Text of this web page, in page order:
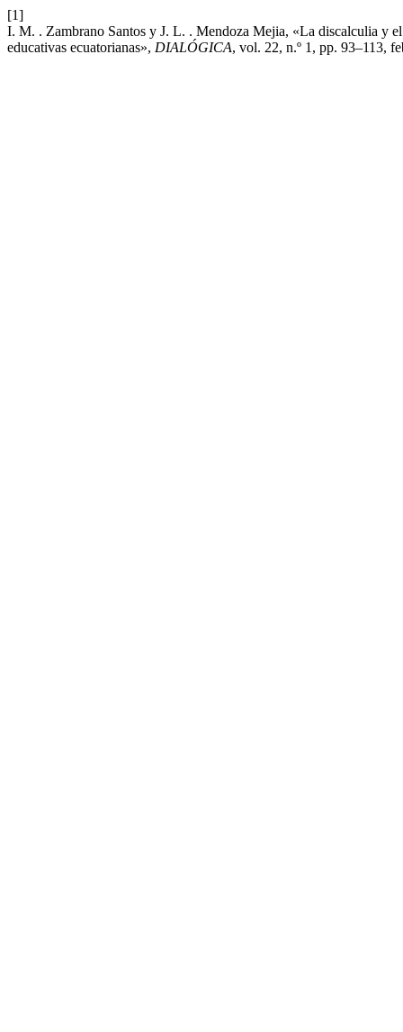
[1]
I. M. . Zambrano Santos y J. L. . Mendoza Mejia, «La discalculia y
educativas ecuatorianas», DIALÓGICA, vol. 22, n.º 1, pp. 93–113,